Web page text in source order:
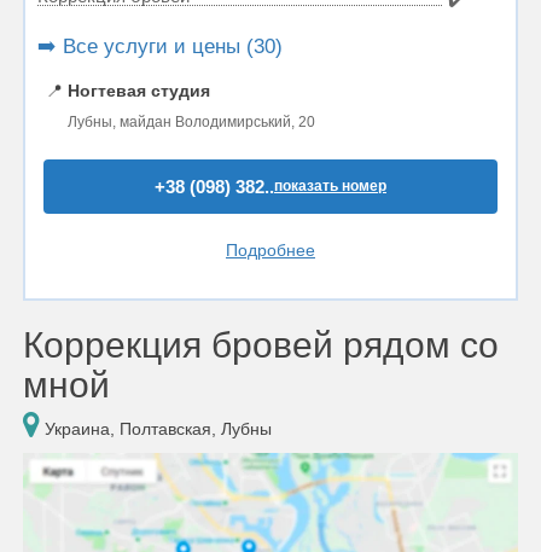
➡️ Все услуги и цены (30)
📍 Ногтевая студия
Лубны, майдан Володимирський, 20
+38 (098) 382..показать номер
Подробнее
Коррекция бровей рядом со
мной
Украина, Полтавская, Лубны